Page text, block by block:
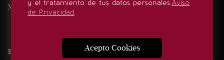
y el tratamiento de tus datos personales.Aviso
de Privacidad.
Acepto Cookies
Minuto x Minuto
Edición Impresa Noticias Quiénes somos